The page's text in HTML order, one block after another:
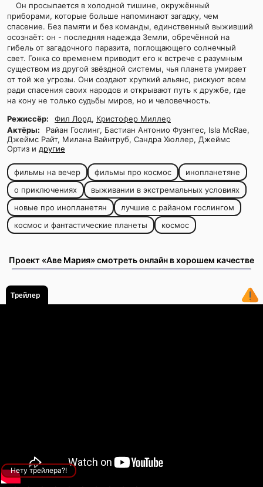
Он просыпается в холодной тишине, окружённый
приборами, которые больше напоминают загадку, чем
спасение. Без памяти и без команды, единственный выживший
осознаёт: он - последняя надежда Земли, обречённой на
гибель от загадочного паразита, поглощающего солнечный
свет. Гонка со временем приводит его к встрече с разумным
существом из другой звёздной системы, чья планета умирает
от той же угрозы. Они создают хрупкий альянс, рискуют всем
ради спасения своих народов и открывают путь к дружбе, где
на кону не только судьбы миров, но и человечность.
Режиссёр:
Фил Лорд, Кристофер Миллер
Актёры:
Райан Гослинг, Бастиан Антонио Фуэнтес, Isla McRae,
Джеймс Райт, Милана Вайнтруб, Сандра Хюллер, Джеймс
Ортиз и другие
фильмы на вечер фильмы про космос
инопланетяне
о приключениях
выживании в экстремальных условиях
новые про инопланетян
лучшие с райаном гослингом
космос и фантастические планеты
космос
Проект «Аве Мария» смотреть онлайн в хорошем качестве
Трейлер
Нету трейлера?!